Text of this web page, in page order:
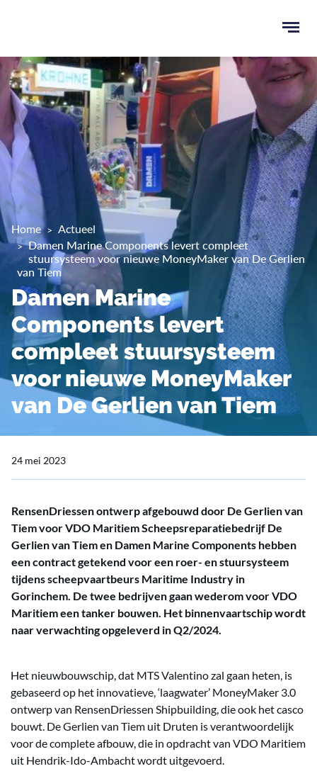
menu
Home
Actueel
Damen Marine Components levert compleet
stuursysteem voor nieuwe MoneyMaker van De Gerlien
van Tiem
Damen Marine
Components levert
compleet stuursysteem
voor nieuwe MoneyMaker
van De Gerlien van Tiem
24 mei 2023
RensenDriessen ontwerp afgebouwd door De Gerlien van
Tiem voor VDO Maritiem Scheepsreparatiebedrijf De
Gerlien van Tiem en Damen Marine Components hebben
een contract getekend voor een roer- en stuursysteem
tijdens scheepvaartbeurs Maritime Industry in
Gorinchem. De twee bedrijven gaan wederom voor VDO
Maritiem een tanker bouwen. Het binnenvaartschip wordt
naar verwachting opgeleverd in Q2/2024.
Het nieuwbouwschip, dat MTS Valentino zal gaan heten, is
gebaseerd op het innovatieve, ‘laagwater’ MoneyMaker 3.0
ontwerp van RensenDriessen Shipbuilding, die ook het casco
bouwt. De Gerlien van Tiem uit Druten is verantwoordelijk
voor de complete afbouw, die in opdracht van VDO Maritiem
uit Hendrik-Ido-Ambacht wordt uitgevoerd.